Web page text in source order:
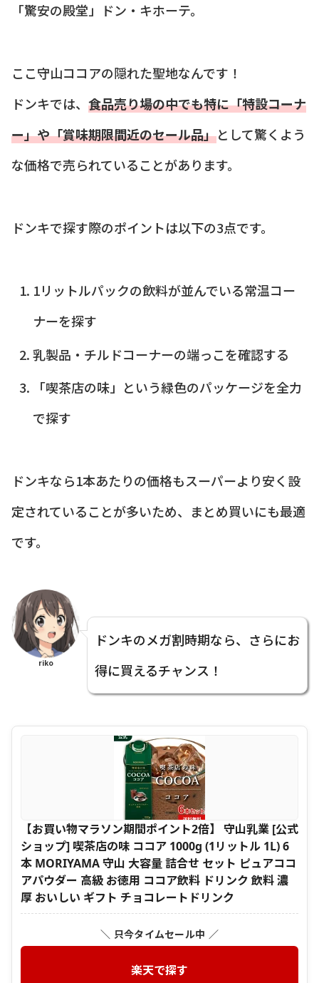
「驚安の殿堂」ドン・キホーテ。
ここ守山ココアの隠れた聖地なんです！
ドンキでは、 食品売り場の中でも特に「特設コーナ
ー」や「賞味期限間近のセール品」として驚くよう
な価格で売られていることがあります。
ドンキで探す際のポイントは以下の3点です。
1リットルパックの飲料が並んでいる常温コー
ナーを探す
乳製品・チルドコーナーの端っこを確認する
「喫茶店の味」という緑色のパッケージを全力
で探す
ドンキなら1本あたりの価格もスーパーより安く設
定されていることが多いため、まとめ買いにも最適
です。
riko
ドンキのメガ割時期なら、さらにお
得に買えるチャンス！
【お買い物マラソン期間ポイント2倍】 守山乳業 [公式
ショップ] 喫茶店の味 ココア 1000g (1リットル 1L) 6
本 MORIYAMA 守山 大容量 詰合せ セット ピュアココ
アパウダー 高級 お徳用 ココア飲料 ドリンク 飲料 濃
厚 おいしい ギフト チョコレートドリンク
＼ 只今タイムセール中 ／
楽天で探す